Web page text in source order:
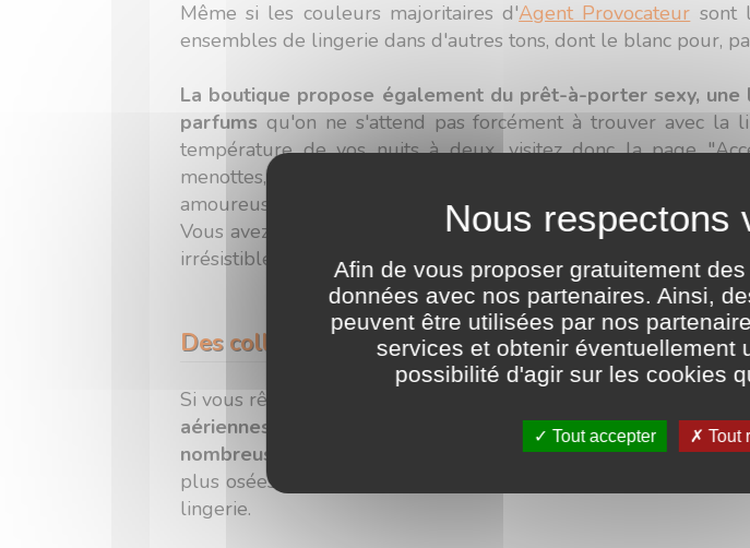
Même si les couleurs majoritaires d'Agent Provocateur sont
ensembles de lingerie dans d'autres tons, dont le blanc pour,
La boutique propose également du prêt-à-porter sexy,
parfums qu'on ne s'attend pas forcément à trouver avec la
température de vos nuits à deux, visitez donc la page
menottes, des fouets et d'autres objets pour scénariser
amoureuse !
Vous avez les yeux qui pétillent d'envie ? Alors commandez
irrésistible !
Des collections pour être sur son 31
Si vous rêvez de vous redécouvrir dans de la jolie lingerie
aériennes, motifs doux et travaillés, détails sophistiqués,
nombreuses collections
. Lingerie de mariage, Saint-Valentin,
plus osées, vous trouverez forcément quelque chose qui
lingerie.
Afin de vous proposer gratuitement
données avec nos partenaires. Ainsi,
peuvent être utilisées par nos
services et obtenir éventuellement
possibilité d'agir sur les cookies
Tout accepter Tout